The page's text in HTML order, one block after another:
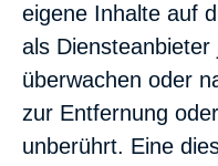
eigene Inhalte auf
als
überwachen oder
zur Entfernung
unberührt. Eine